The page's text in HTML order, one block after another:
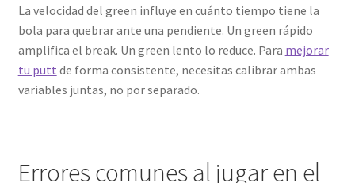
La velocidad del green influye en cuánto tiempo tiene la
bola para quebrar ante una pendiente. Un green rápido
amplifica el break. Un green lento lo reduce. Para mejorar
tu putt de forma consistente, necesitas calibrar ambas
variables juntas, no por separado.
Errores comunes al jugar en el